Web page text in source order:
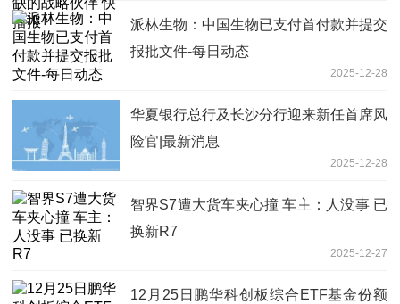
派林生物：中国生物已支付首付款并提交
报批文件-每日动态
2025-12-28
华夏银行总行及长沙分行迎来新任首席风
险官|最新消息
2025-12-28
智界S7遭大货车夹心撞 车主：人没事 已
换新R7
2025-12-27
12月25日鹏华科创板综合ETF基金份额